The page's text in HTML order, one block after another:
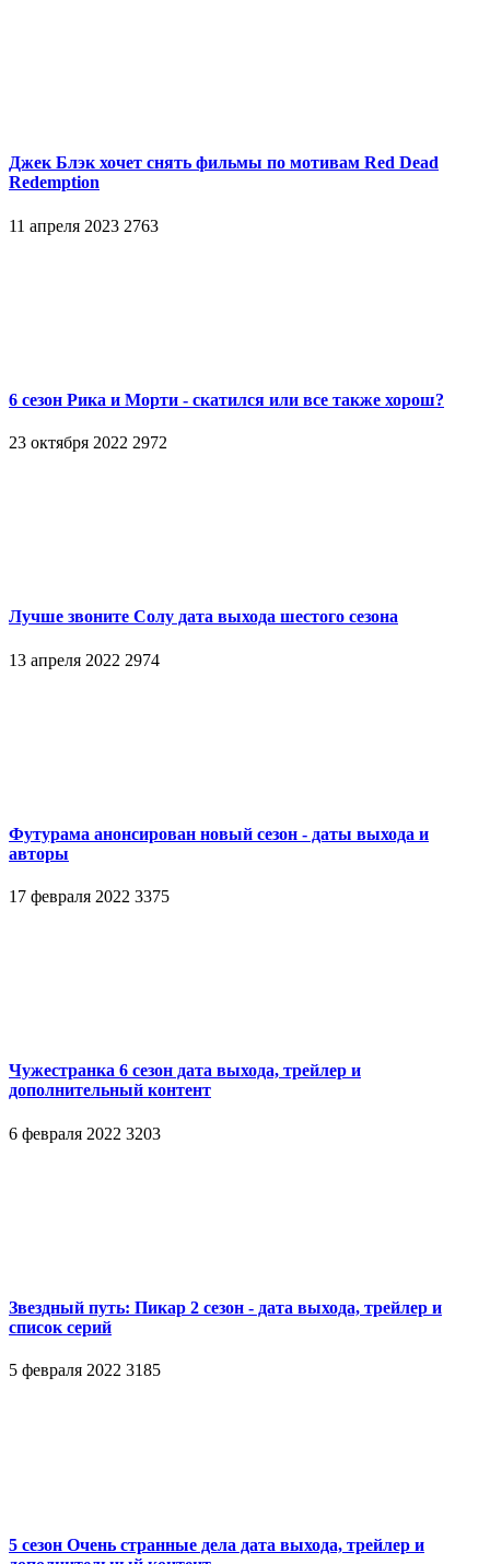
Джек Блэк хочет снять фильмы по мотивам Red Dead
Redemption
11 апреля 2023 2763
6 сезон Рика и Морти - скатился или все также хорош?
23 октября 2022 2972
Лучше звоните Солу дата выхода шестого сезона
13 апреля 2022 2974
Футурама анонсирован новый сезон - даты выхода и
авторы
17 февраля 2022 3375
Чужестранка 6 сезон дата выхода, трейлер и
дополнительный контент
6 февраля 2022 3203
Звездный путь: Пикар 2 сезон - дата выхода, трейлер и
список серий
5 февраля 2022 3185
5 сезон Очень странные дела дата выхода, трейлер и